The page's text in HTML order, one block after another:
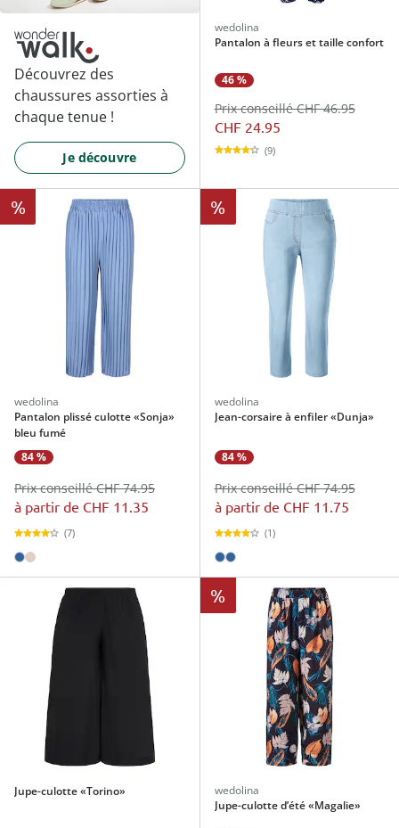
Découvrez des
chaussures assorties à
chaque tenue !
Je découvre
wedolina
Pantalon à fleurs et taille confort
46 %
CHF 24.95
Prix conseillé CHF 46.95
(9)
%
wedolina
Pantalon plissé culotte «Sonja»
bleu fumé
84 %
à partir de CHF 11.35
Prix conseillé CHF 74.95
(7)
%
wedolina
Jean-corsaire à enfiler «Dunja»
84 %
à partir de CHF 11.75
Prix conseillé CHF 74.95
(1)
Jupe-culotte «Torino»
%
wedolina
Jupe-culotte d’été «Magalie»